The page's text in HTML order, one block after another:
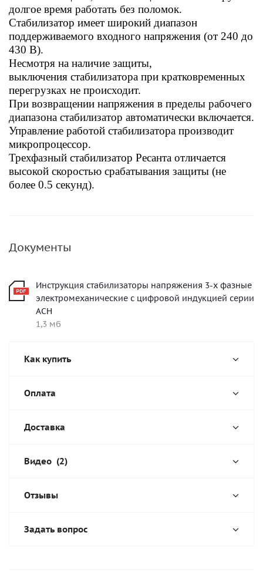
долгое время работать без поломок.
Стабилизатор имеет широкий диапазон
поддерживаемого входного напряжения (от 240 до
430 В).
Несмотря на наличие защиты,
выключения стабилизатора при кратковременных
перегрузках не происходит.
При возвращении напряжения в пределы рабочего
диапазона стабилизатор автоматически включается.
Управление работой стабилизатора производит
микропроцессор.
Трехфазный стабилизатор Ресанта отличается
высокой скоростью срабатывания защиты (не
более 0.5 секунд).
Документы
Инструкция стабилизаторы напряжения 3-х фазные
электромеханические с цифровой индукцией серии
АСН
1,3 мб
Как купить
Оплата
Доставка
Видео (2)
Отзывы
Задать вопрос